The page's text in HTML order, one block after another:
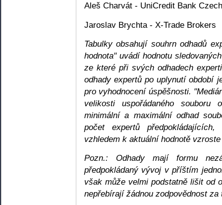
Aleš Charvát - UniCredit Bank
Jaroslav Brychta - X-Trade Brokers
Tabulky obsahují souhrn odhadů
hodnota" uvádí hodnotu
ze které při svých odhadech
odhady expertů po uplynutí období
pro vyhodnocení úspěšnosti.
velikosti uspořádaného souboru
minimální a maximální odhad
počet expertů
vzhledem k aktuální hodnotě
Pozn.: Odhady mají formu
předpokládaný vývoj v příštím
však může velmi podstatně lišit od
nepřebírají žádnou zodpovědnost